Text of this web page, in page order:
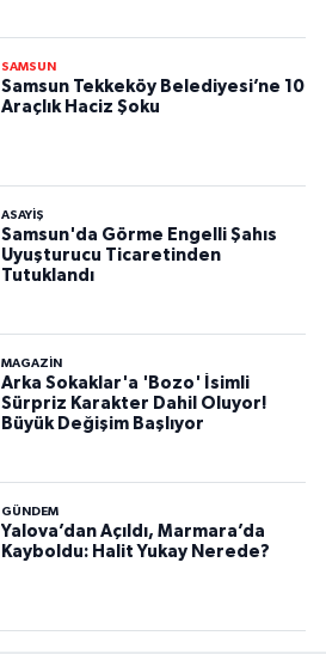
SAMSUN
Samsun Tekkeköy Belediyesi’ne 10
Araçlık Haciz Şoku
ASAYIŞ
Samsun'da Görme Engelli Şahıs
Uyuşturucu Ticaretinden
Tutuklandı
MAGAZİN
Arka Sokaklar'a 'Bozo' İsimli
Sürpriz Karakter Dahil Oluyor!
Büyük Değişim Başlıyor
GÜNDEM
Yalova’dan Açıldı, Marmara’da
Kayboldu: Halit Yukay Nerede?